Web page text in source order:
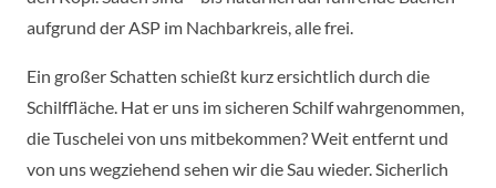
aufgrund der ASP im Nachbarkreis, alle frei.
Ein großer Schatten schießt kurz ersichtlich durch die
Schilffläche. Hat er uns im sicheren Schilf wahrgenommen,
die Tuschelei von uns mitbekommen? Weit entfernt und
von uns wegziehend sehen wir die Sau wieder. Sicherlich